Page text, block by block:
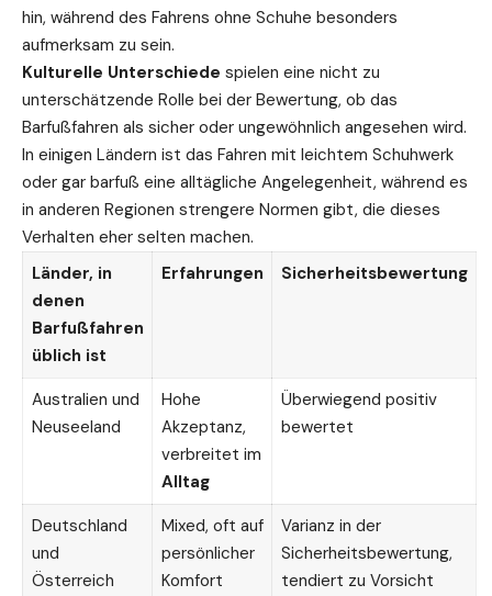
hin, während des Fahrens ohne Schuhe besonders
aufmerksam zu sein.
Kulturelle Unterschiede spielen eine nicht zu
unterschätzende Rolle bei der Bewertung, ob das
Barfußfahren als sicher oder ungewöhnlich angesehen wird.
In einigen Ländern ist das Fahren mit leichtem Schuhwerk
oder gar barfuß eine alltägliche Angelegenheit, während es
in anderen Regionen strengere Normen gibt, die dieses
Verhalten eher selten machen.
Länder, in
denen
Barfußfahren
üblich ist
Erfahrungen Sicherheitsbewertung
Australien und
Neuseeland
Hohe
Akzeptanz,
verbreitet im
Alltag
Überwiegend positiv
bewertet
Deutschland
und
Österreich
Mixed, oft auf
persönlicher
Komfort
Varianz in der
Sicherheitsbewertung,
tendiert zu Vorsicht